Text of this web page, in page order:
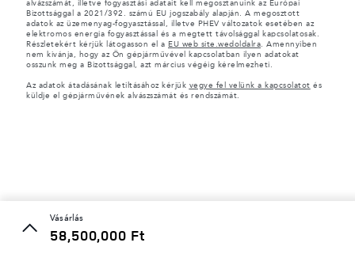
vásárlás
58,500,000 Ft
alvázszámát, illetve fogyasztási adatait kell megosztanuink az Európai
Bizottsággal a 2021/392. számú EU jogszabály alapján. A megosztott
adatok az üzemenyag-fogyasztással, illetve PHEV változatok esetében az
elektromos energia fogyasztással és a megtett távolsággal kapcsolatosak.
Részletekért kérjük látogasson el a EU web site.wedoldalra. Amennyiben
nem kivánja, hogy az Ön gépjárművével kapcsolatban ilyen adatokat
osszunk meg a Bizottsággal, azt március végéig kérelmezheti.
Az adatok átadásának letiltásához kérjük vegye fel velünk a kapcsolatot és
küldje el gépjárművének alvászszámát és rendszámát.